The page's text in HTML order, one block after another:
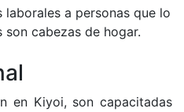
a personas que lo
son cabezas de hogar.
en Kiyoi, son capacitadas